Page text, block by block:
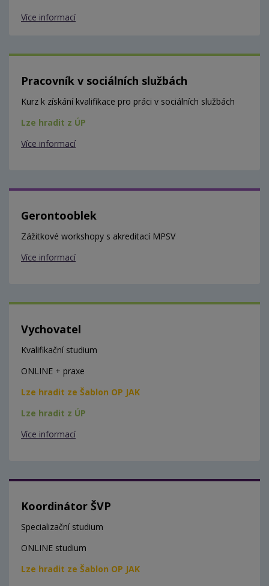
Více informací
Pracovník v sociálních službách
Kurz k získání kvalifikace pro práci v sociálních službách
Lze hradit z ÚP
Více informací
Gerontooblek
Zážitkové workshopy s akreditací MPSV
Více informací
Vychovatel
Kvalifikační studium
ONLINE + praxe
Lze hradit ze Šablon OP JAK
Lze hradit z ÚP
Více informací
Koordinátor ŠVP
Specializační studium
ONLINE studium
Lze hradit ze Šablon OP JAK